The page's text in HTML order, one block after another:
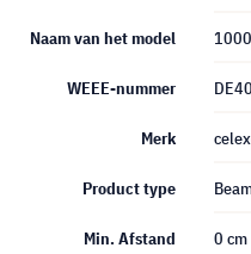
Naam van het model
WEEE-nummer
Merk
Product type
Min. Afstand 0 cm